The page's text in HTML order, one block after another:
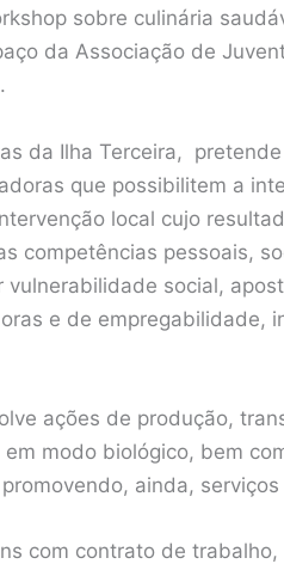
sobre culinária
da Associação de
da Ilha Terceira,
que possibilitem a
local cujo
competências pessoais,
social,
e de empregabilidade,
ações de produção,
modo biológico, bem
ainda,
com contrato de